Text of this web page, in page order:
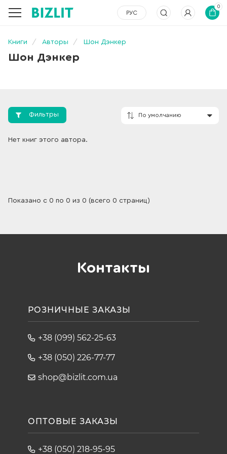
РУС
0
Книги Авторы Шон Дэнкер
Шон Дэнкер
Фильтры
Нет книг этого автора.
Показано с 0 по 0 из 0 (всего 0 страниц)
Контакты
РОЗНИЧНЫЕ ЗАКАЗЫ
+38 (099) 562-25-63
+38 (050) 226-77-77
shop@bizlit.com.ua
ОПТОВЫЕ ЗАКАЗЫ
+38 (050) 218-95-95